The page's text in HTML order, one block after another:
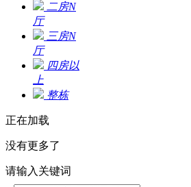
二房N
厅
三房N
厅
四房以
上
整栋
正在加载
没有更多了
请输入关键词